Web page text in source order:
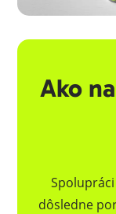
Ako
dôsledne